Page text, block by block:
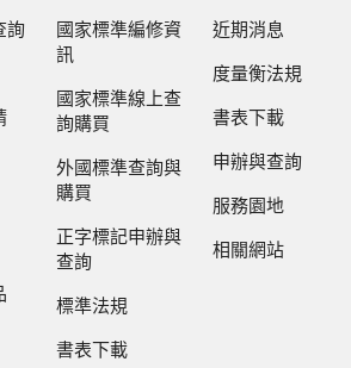
詢
國家標準編修資
訊
國家標準線上查
詢購買
外國標準查詢與
購買
正字標記申辦與
查詢
標準法規
書表下載
近期消息
度量衡法規
書表下載
申辦與查詢
服務園地
相關網站